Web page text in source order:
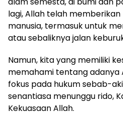
lagi, Allah telah
manusia, termasuk untuk
atau sebaliknya jalan
Namun, kita yang memiliki
memahami tentang adanya
fokus pada hukum sebab-
senantiasa menunggu rido,
Kekuasaan Allah.